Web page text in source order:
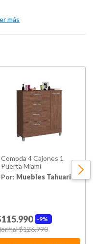
más
Comoda 4 Cajones 1
Puerta Miami
Por: Muebles Tahuari
9%
reduced from
$126.990